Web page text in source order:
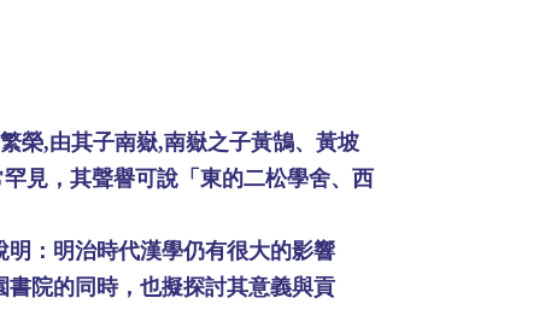
榮,由其子南嶽,南嶽之子黃鵠、黃坡
見，其聲譽可說「東的二松學舍、西
：明治時代漢學仍有很大的影響
院的同時，也擬探討其意義與貢